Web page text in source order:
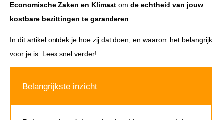
Economische Zaken en Klimaat om de echtheid van jouw
kostbare bezittingen te garanderen
In dit artikel ontdek je hoe zij dat doen, en waarom het belangrijk
voor je is. Lees snel verder!
Belangrijkste inzicht